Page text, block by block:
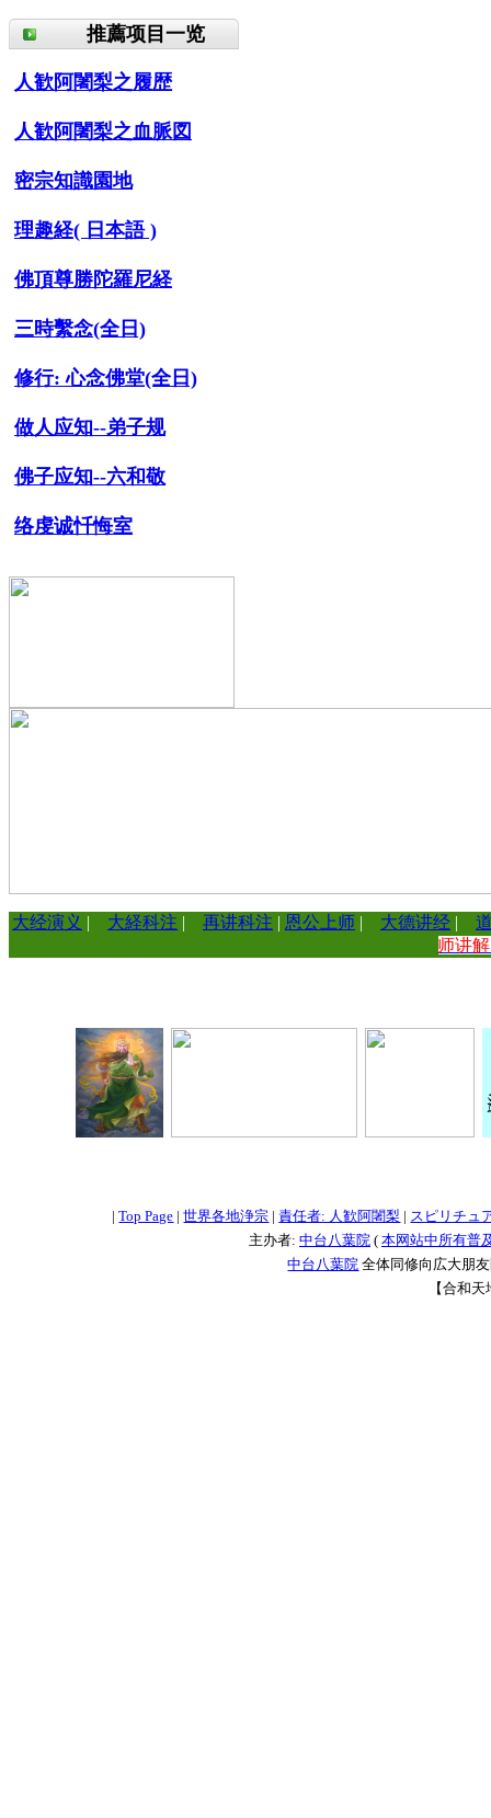
推薦项目一览
人歓阿闍梨之履歴
人歓阿闍梨之血脈図
密宗知識園地
理趣経( 日本語 )
佛頂尊勝陀羅尼経
三時繫念(全日)
修行:心念佛堂(全日)
做人应知--弟子规
佛子应知--六和敬
络虔诚忏悔室
大经演义 | 大経科注 | 再讲科注 | 恩公上师 | 大德讲经 |
师讲
|Top Page |世界各地浄宗 |責任者: 人歓阿闍梨 | スピリチュ
主办者: 中台八葉院 ( 本网站中所有普
中台八葉院 全体同修向広大朋
【合和